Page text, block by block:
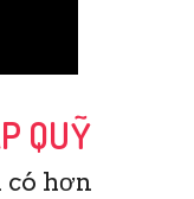
QUỸ
có hơn